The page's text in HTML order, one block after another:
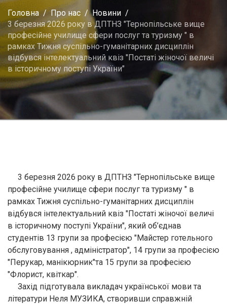
Головна Про нас
Новини
3 березня 2026 року в ДПТНЗ "Тернопільське вище
професійне училище сфери послуг та туризму " в
рамках Тижня суспільно-гуманітарних дисциплін
відбувся інтелектуальний квіз "Постаті жіночої величі
в історичному поступі України"
3 березня 2026 року в ДПТНЗ "Тернопільське вище
професійне училище сфери послуг та туризму " в
рамках Тижня суспільно-гуманітарних дисциплін
відбувся інтелектуальний квіз "Постаті жіночої величі
в історичному поступі України", який об’єднав
студентів 13 групи за професією "Майстер готельного
обслуговування , адміністратор", 14 групи за професією
"Перукар, манікюрник"та 15 групи за професією
"Флорист, квіткар".
Захід підготувала викладач української мови та
літератури Неля МУЗИКА, створивши справжній